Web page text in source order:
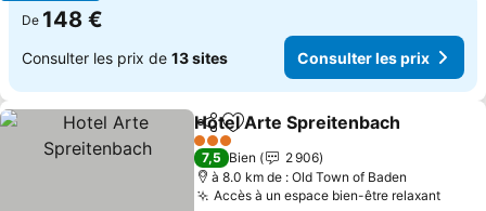
De 148 €
Consulter les prix de 13 sites Consulter les prix
PartagerAjouter à mes favoris
Hotel Arte Spreitenbach
3 Étoiles
7,5 Bien
2 906
à 8.0 km de : Old Town of Baden
Accès à un espace bien-être relaxant